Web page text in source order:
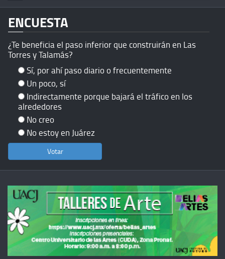
ENCUESTA
¿Te beneficia el paso inferior que construirán en Las
Torres y Talamás?
Sí, por ahí paso diario o frecuentemente
Un poco, sí
Indirectamente porque bajará el tráfico en los
alrededores
No creo
No estoy en Juárez